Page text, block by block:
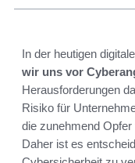
In der heutigen
wir uns vor
Herausforderungen
Risiko für
die zunehmend
Daher ist es